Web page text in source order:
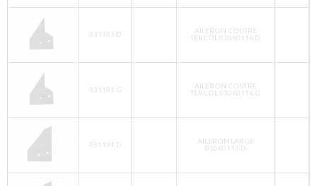
031193 D
AILERON COUTRE
TERCOL 03060116 D
031193 G
AILERON COUTRE
TERCOL 03060116 G
031194 D
AILERON LARGE
03060115 D